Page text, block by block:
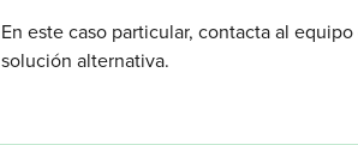
En este caso particular, contacta al
solución alternativa.